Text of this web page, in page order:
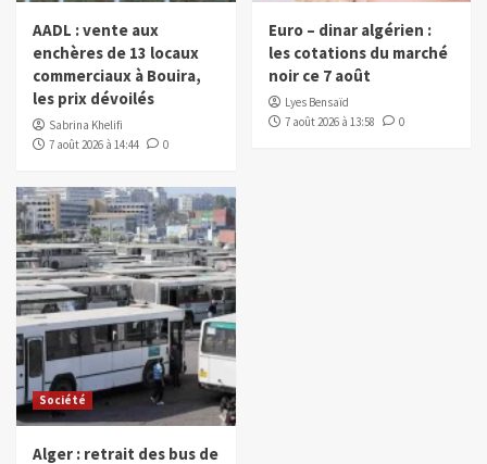
AADL : vente aux
enchères de 13 locaux
commerciaux à Bouira,
les prix dévoilés
Sabrina Khelifi
7 août 2026 à 14:44
0
Euro – dinar algérien :
les cotations du marché
noir ce 7 août
Lyes Bensaïd
7 août 2026 à 13:58
0
Société
Alger : retrait des bus de